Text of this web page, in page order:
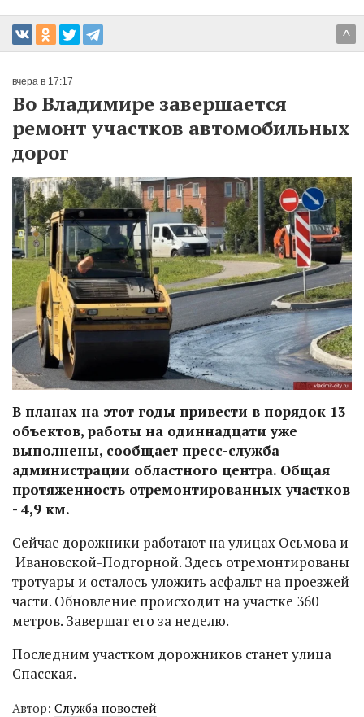
^
вчера в 17:17
Во Владимире завершается
ремонт участков автомобильных
дорог
В планах на этот годы привести в порядок 13
объектов, работы на одиннадцати уже
выполнены, сообщает пресс-служба
администрации областного центра. Общая
протяженность отремонтированных участков
- 4,9 км.
Сейчас дорожники работают на улицах Осьмова и
Ивановской-Подгорной. Здесь отремонтированы
тротуары и осталось уложить асфальт на проезжей
части. Обновление происходит на участке 360
метров. Завершат его за неделю.
Последним участком дорожников станет улица
Спасская.
Автор: Служба новостей